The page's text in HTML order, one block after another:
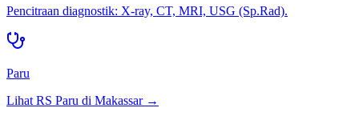
Pencitraan diagnostik: X-ray, CT, MRI, USG (Sp.Rad).
Paru
Lihat RS Paru di Makassar→